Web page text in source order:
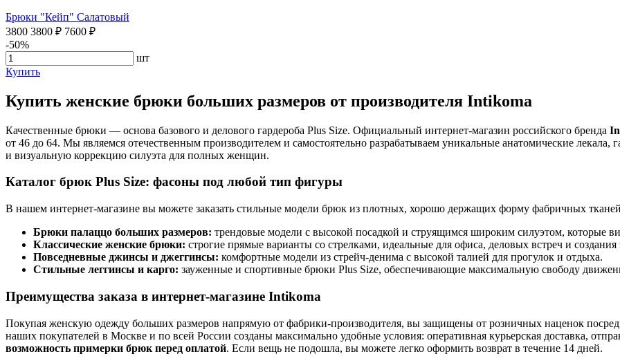
Брюки "Кейп" Салатовый
3800 3800 ₽ 7600 ₽
-50%
шт
Купить
Купить женские брюки больших размеров от производителя Intikoma
Качественные брюки — основа базового и делового гардероба Plus Size. Официальный интернет-магазин российского бренда
от 46 до 64. Мы являемся отечественным производителем и самостоятельно разрабатываем уникальные анатомические
и визуальную коррекцию силуэта для полных женщин.
Каталог брюк Plus Size: фасоны под любой тип фигуры
В нашем интернет-магазине вы можете заказать стильные модели брюк из плотных, хорошо держащих форму фабричных
Брюки палаццо больших размеров: трендовые модели с высокой посадкой и струящимся широким силуэтом, которые
Классические женские брюки: строгие прямые варианты со стрелками, идеальные для офиса, деловых встреч и
Повседневные джинсы и джеггинсы: комфортные модели из стрейч-денима с высокой талией для прогулок и отдыха.
Стильные леггинсы и карго: зауженные и спортивные брюки Plus Size, обеспечивающие максимальную свободу
Преимущества заказа в интернет-магазине Intikoma
Покупая женскую одежду больших размеров напрямую от фабрики-производителя, вы защищены от розничных наценок
наших покупателей в Москве и по всей России созданы максимально удобные условия: оперативная курьерская доставка,
возможность примерки брюк перед оплатой. Если вещь не подошла, вы можете легко оформить возврат в течение 14 дней.